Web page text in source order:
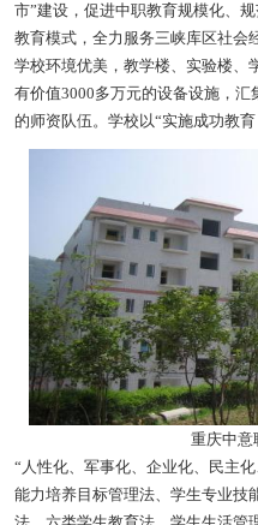
市”建设，促进中职教育规模化、
教育模式，全力服务三峡库区社会
学校环境优美，教学楼、实验楼、
有价值3000多万元的设备设施，
的师资队伍。学校以“实施成功教
重庆中意
“人性化、军事化、企业化、民主
能力培养目标管理法、学生专业技